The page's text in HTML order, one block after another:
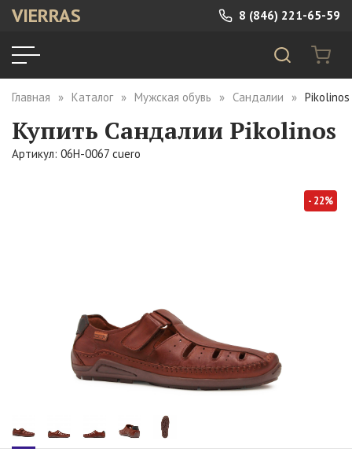
VIERRAS 8 (846) 221-65-59
Главная Каталог Мужская обувь Сандалии
Купить Сандалии Pikolinos
Артикул: 06H-0067 cuero
- 22%